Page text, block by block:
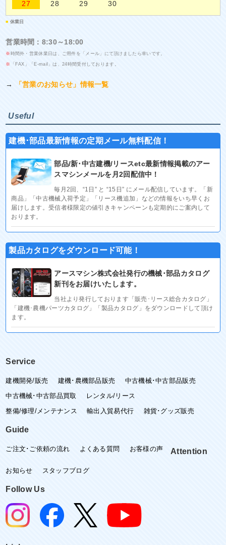
27
28 29 30
■ 休業日
営業時間：8:30～18:00
※ 時間外・営業休業日は、ご用件を「メール」にて頂けましたら幸いです。
※ 「FAX」「E-mail」は、24時間受付しております。
→ 「営業のお知らせ」情報一覧
Useful
建機･部品最新情報の定期メール無料配信！
部品/新･中古建機/リースetc最新情報掲載のアー
スマシンメールを月2回配信中！
毎月2回、“1日” と “15日” にメール配信しています。「新
商品」「中古機械入荷予定」「リース機追加」などの情報をいち早くお
届けします。受信者様限定の値引きキャンペーンも定期的にご案内して
おります。
製品カタログをダウンロード可能！
アースマシン株式会社発行の機械･部品カタログ
新刊をお届けいたします。
当社より発行しております「販売･リース総合カタログ」
「建機･農機パーツカタログ」「製品カタログ」をダウンロードして頂け
ます。
Service
建機開発/販売 建機･農機部品販売
中古機械･中古部品販売
中古機械･中古部品買取
レンタル/リース
整備/修理/メンテナンス
輸出入貿易代行 雑貨･グッズ販売
Guide
ご注文･ご依頼の流れ よくある質問 お客様の声 Attention
お知らせ スタッフブログ
Follow Us